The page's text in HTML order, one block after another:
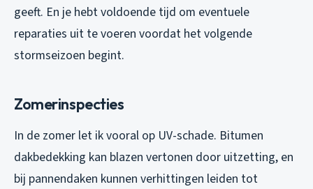
geeft. En je hebt voldoende tijd om eventuele
reparaties uit te voeren voordat het volgende
stormseizoen begint.
Zomerinspecties
In de zomer let ik vooral op UV-schade. Bitumen
dakbedekking kan blazen vertonen door uitzetting, en
bij pannendaken kunnen verhittingen leiden tot